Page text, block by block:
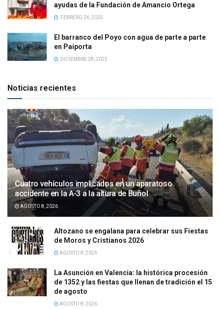
ayudas de la Fundación de Amancio Ortega
FEBRERO 24, 2025
El barranco del Poyo con agua de parte a parte
en Paiporta
DICIEMBRE 28, 2025
Noticias recientes
Cuatro vehículos implicados en un aparatoso
accidente en la A-3 a la altura de Buñol
AGOSTO 8, 2026
Altozano se engalana para celebrar sus Fiestas
de Moros y Cristianos 2026
AGOSTO 8, 2026
La Asunción en Valencia: la histórica procesión
de 1352 y las fiestas que llenan de tradición el 15
de agosto
AGOSTO 8, 2026